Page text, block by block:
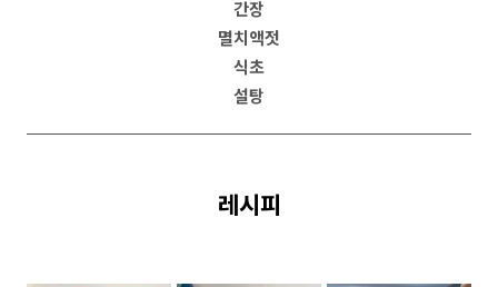
간장
멸치액젓
식초
설탕
레시피